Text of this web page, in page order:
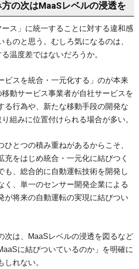
の次はMaaSレベルの浸透を
ス」に統一することに対する違和感
ものと思う。むしろ気になるのは、
温度差ではないだろうか。
ビスを統合・一元化する」のが本来
動サービス事業者が自社サービスを
る行為や、新たな移動手段の開発な
組みに位置付けられる場合が多い。
ひとつの積み重ねがあるからこそ、
充をはじめ統合・一元化に結びつく
も、総合的に自動運転技術を開発し
く、単一のセンサー開発企業による
が将来の自動運転の実現に結びつい
次は、MaaSレベルの浸透を図るなど
に結びついているのか」を明確に
しれない。